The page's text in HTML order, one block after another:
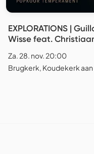
EXPLORATIONS |
Wisse feat.
Za. 28. nov. 20:00
Brugkerk, Koudekerk aan